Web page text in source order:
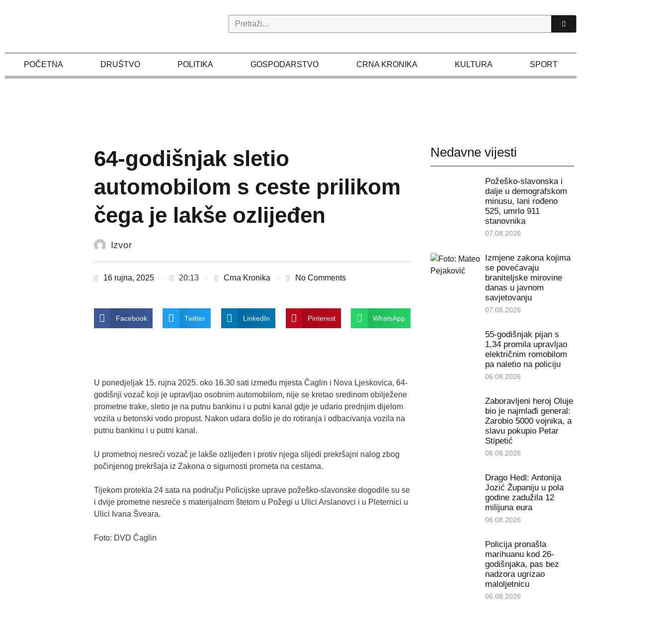
Search
POČETNA DRUŠTVO POLITIKA GOSPODARSTVO CRNA KRONIKA KULTURA SPORT
64-godišnjak sletio
automobilom s ceste prilikom
čega je lakše ozlijeđen
Izvor
16 rujna, 2025 20:13 Crna Kronika No Comments
Facebook Twitter LinkedIn Pinterest WhatsApp
U ponedjeljak 15. rujna 2025. oko 16.30 sati između mjesta Čaglin i Nova Ljeskovica, 64-
godišnji vozač koji je upravljao osobnim automobilom, nije se kretao sredinom obilježene
prometne trake, sletio je na putnu bankinu i u putni kanal gdje je udario prednjim dijelom
vozila u betonski vodo propust. Nakon udara došlo je do rotiranja i odbacivanja vozila na
putnu bankinu i u putni kanal.
U prometnoj nesreći vozač je lakše ozlijeđen i protiv njega slijedi prekršajni nalog zbog
počinjenog prekršaja iz Zakona o sigurnosti prometa na cestama.
Tijekom protekla 24 sata na području Policijske uprave požeško-slavonske dogodile su se
i dvije prometne nesreće s materijalnom štetom u Požegi u Ulici Arslanovci i u Pleternici u
Ulici Ivana Šveara.
Foto: DVD Čaglin
Nedavne vijesti
Požeško-slavonska i
dalje u demografskom
minusu, lani rođeno
525, umrlo 911
stanovnika
07.08.2026
Izmjene zakona kojima
se povećavaju
braniteljske mirovine
danas u javnom
savjetovanju
07.08.2026
55-godišnjak pijan s
1,34 promila upravljao
električnim romobilom
pa naletio na policiju
06.08.2026
Zaboravljeni heroj Oluje
bio je najmlađi general:
Zarobio 5000 vojnika, a
slavu pokupio Petar
Stipetić
06.08.2026
Drago Hedl: Antonija
Jozić Županiju u pola
godine zadužila 12
milijuna eura
06.08.2026
Policija pronašla
marihuanu kod 26-
godišnjaka, pas bez
nadzora ugrizao
maloljetnicu
06.08.2026